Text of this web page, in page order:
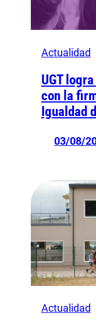
Actualidad
UGT
con la
Igualdad
03/08/
Actualidad